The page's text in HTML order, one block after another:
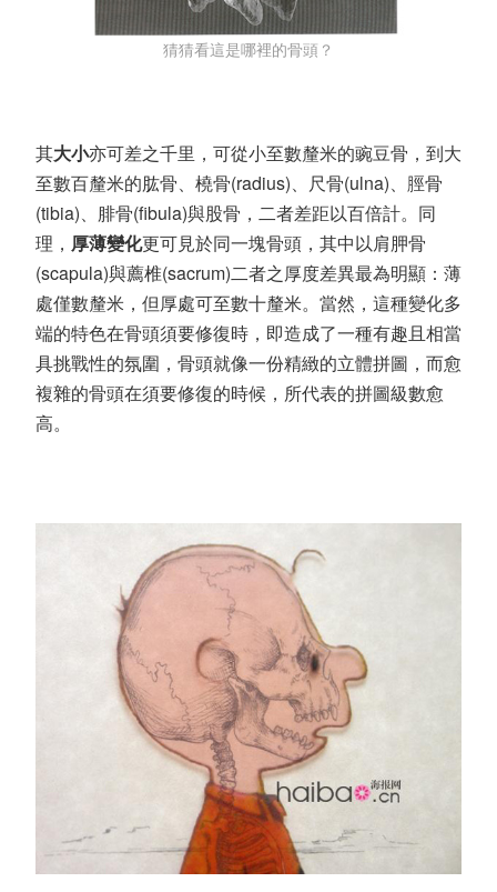
猜猜看這是哪裡的骨頭？
其大小亦可差之千里，可從小至數釐米的豌豆骨，到大
至數百釐米的肱骨、橈骨(radius)、尺骨(ulna)、脛骨
(tibia)、腓骨(fibula)與股骨，二者差距以百倍計。同
理， 厚薄變化更可見於同一塊骨頭，其中以肩胛骨
(scapula)與薦椎(sacrum)二者之厚度差異最為明顯：薄
處僅數釐米，但厚處可至數十釐米。當然，這種變化多
端的特色在骨頭須要修復時，即造成了一種有趣且相當
具挑戰性的氛圍，骨頭就像一份精緻的立體拼圖，而愈
複雜的骨頭在須要修復的時候，所代表的拼圖級數愈
高。